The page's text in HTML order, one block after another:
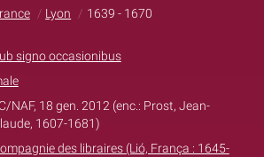
Lyon 1639 - 1670
signo occasionibus
NAF, 18 gen. 2012 (enc.: Prost, Jean-
1607-1681)
des libraires (Lió, França : 1645-